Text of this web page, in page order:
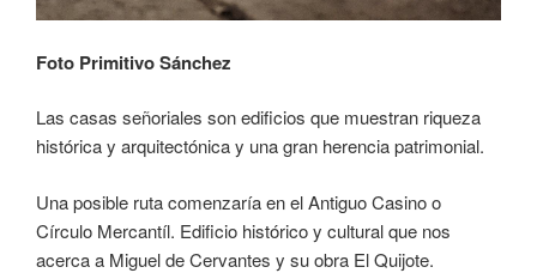
Foto Primitivo Sánchez
Las casas señoriales son edificios que muestran riqueza
histórica y arquitectónica y una gran herencia patrimonial.
Una posible ruta comenzaría en el Antiguo Casino o
Círculo Mercantíl. Edificio histórico y cultural que nos
acerca a Miguel de Cervantes y su obra El Quijote.